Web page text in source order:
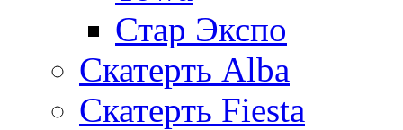
Стар Экспо
Скатерть Alba
Скатерть Fiesta